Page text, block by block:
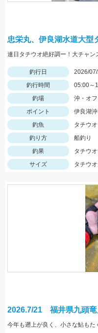
忠栄丸、伊良湖水道大型
連日タチウオ絶好調ー！大チャン
釣行日
2026/
釣行時間
05:00～
釣場
沖・オ
ポイント
伊良湖沖
釣魚
タチウオ
釣り方
船釣り
釣果
タチウ
サイズ
タチウ
2026.7/21 福井県九頭